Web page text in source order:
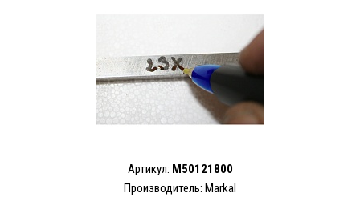
Артикул: M50121800
Производитель: Markal